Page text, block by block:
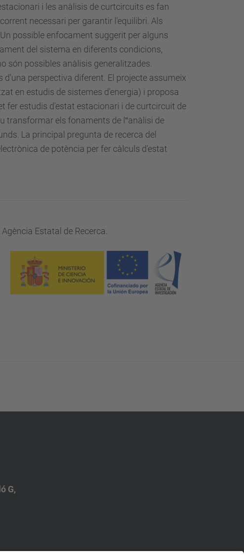
i les anàlisis de curtcircuits es fan
necessari per garantir l'equilibri. Als
possible enfocament suggerit per alguns
del sistema en diferents condicions,
són possibles anàlisis generalitzades.
perspectiva diferent. El projecte assumeix
en estudis de sistemes d'energia) i proposa
fer estudis d'estat estacionari i de curtcircuit de
transformar els fonaments de l‟anàlisi de
La principal pregunta de recerca del
de potència per fer càlculs d'estat
Estatal de Recerca.
G,